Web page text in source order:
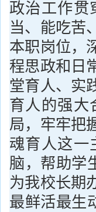
政治工作贯
当、能吃苦
本职岗位，
程思政和日
堂育人、实
育人的强大
局，牢牢把
魂育人这一
脑，帮助学
为我校长期
最鲜活最生